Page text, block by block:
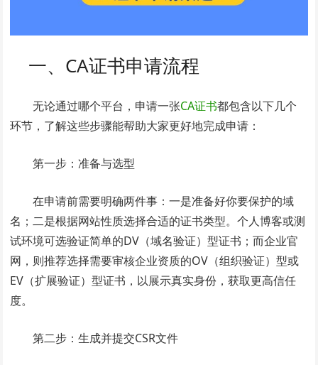
一、CA证书申请流程
无论通过哪个平台，申请一张CA证书都包含以下几个
环节，了解这些步骤能帮助大家更好地完成申请：
第一步：准备与选型
在申请前需要明确两件事：一是准备好你要保护的域
名；二是根据网站性质选择合适的证书类型。个人博客或测
试环境可选验证简单的DV（域名验证）型证书；而企业官
网，则推荐选择需要审核企业资质的OV（组织验证）型或
EV（扩展验证）型证书，以展示真实身份，获取更高信任
度。
第二步：生成并提交CSR文件